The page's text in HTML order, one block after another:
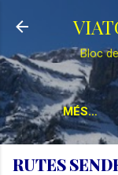
Bloc
MÉS…
RUTES